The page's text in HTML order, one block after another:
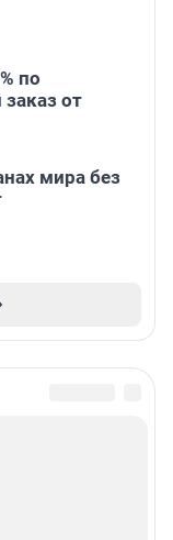
по
от
мира без